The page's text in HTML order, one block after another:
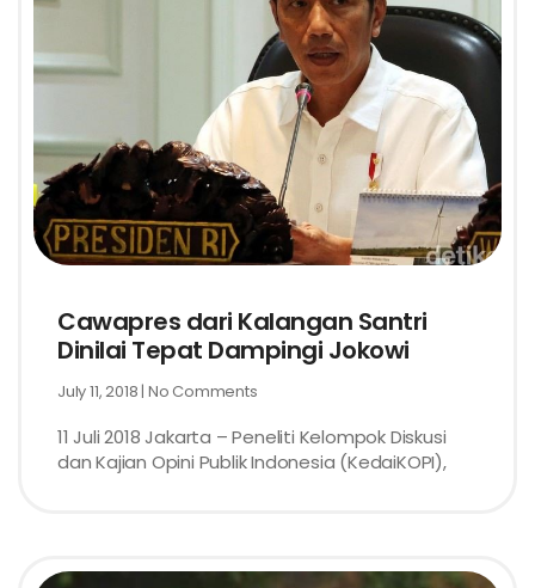
Cawapres dari Kalangan Santri
Dinilai Tepat Dampingi Jokowi
July 11, 2018 No Comments
11 Juli 2018 Jakarta – Peneliti Kelompok Diskusi
dan Kajian Opini Publik Indonesia (KedaiKOPI),